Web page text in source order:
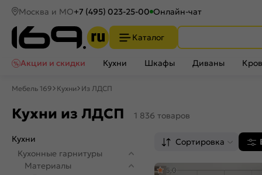
Москва и МО+7 (495) 023-25-00 Онлайн-чат
Каталог
Акции и скидки
Кухни Шкафы Диваны
Мебель 169 Кухни Из ЛДСП
Кухни из ЛДСП 1 836 товаров
Кухни
Кухонные гарнитуры
Материалы
Сортировка
5,0